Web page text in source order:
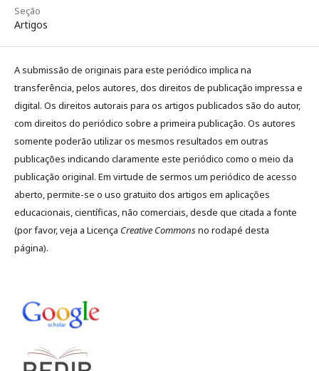
Seção
Artigos
A submissão de originais para este periódico implica na
transferência, pelos autores, dos direitos de publicação impressa e
digital. Os direitos autorais para os artigos publicados são do autor,
com direitos do periódico sobre a primeira publicação. Os autores
somente poderão utilizar os mesmos resultados em outras
publicações indicando claramente este periódico como o meio da
publicação original. Em virtude de sermos um periódico de acesso
aberto, permite-se o uso gratuito dos artigos em aplicações
educacionais, científicas, não comerciais, desde que citada a fonte
(por favor, veja a Licença Creative Commonsno rodapé desta
página).